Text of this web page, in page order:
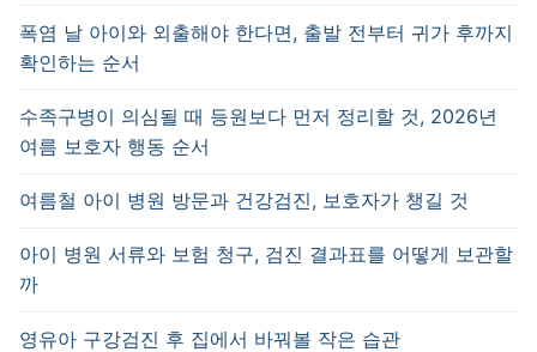
폭염 날 아이와 외출해야 한다면, 출발 전부터 귀가 후까지
확인하는 순서
수족구병이 의심될 때 등원보다 먼저 정리할 것, 2026년
여름 보호자 행동 순서
여름철 아이 병원 방문과 건강검진, 보호자가 챙길 것
아이 병원 서류와 보험 청구, 검진 결과표를 어떻게 보관할
까
영유아 구강검진 후 집에서 바꿔볼 작은 습관